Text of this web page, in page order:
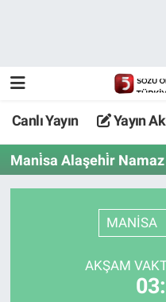
Canlı Yayın Yayın
Mani̇sa Alaşehi̇r
MANİSA
AKŞAM
TV 5 Ekranı ve